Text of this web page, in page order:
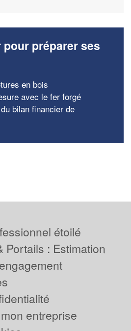
préparer ses
en bois
avec le fer forgé
bilan financier de
étoilé
Portails : Estimation
entreprise